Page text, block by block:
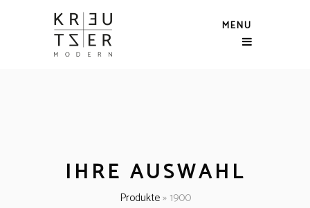
MENU
IHRE AUSWAHL
Produkte»1900